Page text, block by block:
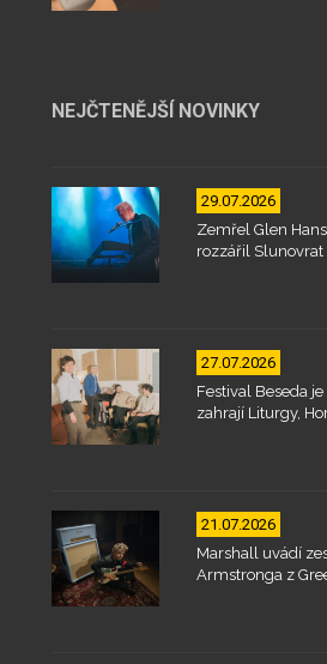
NEJČTENĚJŠÍ NOVINKY
29.07.2026
Zemřel Glen
rozzářil Slunovrat
27.07.2026
Festival Beseda
zahrají Liturgy,
21.07.2026
Marshall uvádí
Armstronga z